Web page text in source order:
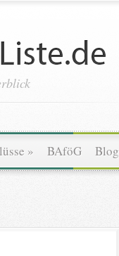
» BAföG Blog